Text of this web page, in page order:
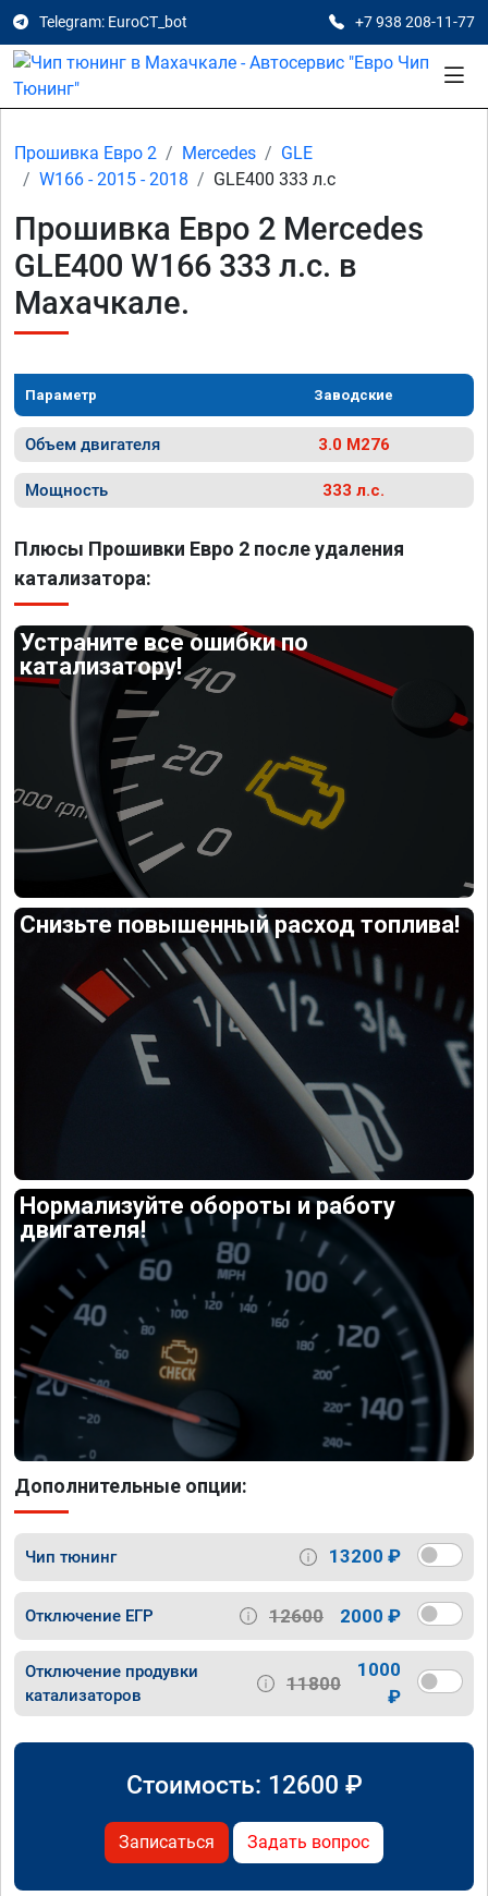
Telegram: EuroCT_bot +7 938 208-11-77
Прошивка Евро 2 Mercedes
GLE
W166 - 2015 - 2018
GLE400 333 л.с
Прошивка Евро 2 Mercedes
GLE400 W166 333 л.с. в
Махачкале.
Параметр Заводские
Объем двигателя 3.0 M276
Мощность 333 л.с.
Плюсы Прошивки Евро 2 после удаления
катализатора:
Устраните все ошибки по
катализатору!
Снизьте повышенный расход топлива!
Нормализуйте обороты и работу
двигателя!
Дополнительные опции:
Чип тюнинг 13200 ₽
Отключение ЕГР 12600 2000 ₽
Отключение продувки
катализаторов
11800
1000
₽
Стоимость: 12600 ₽
Записаться Задать вопрос